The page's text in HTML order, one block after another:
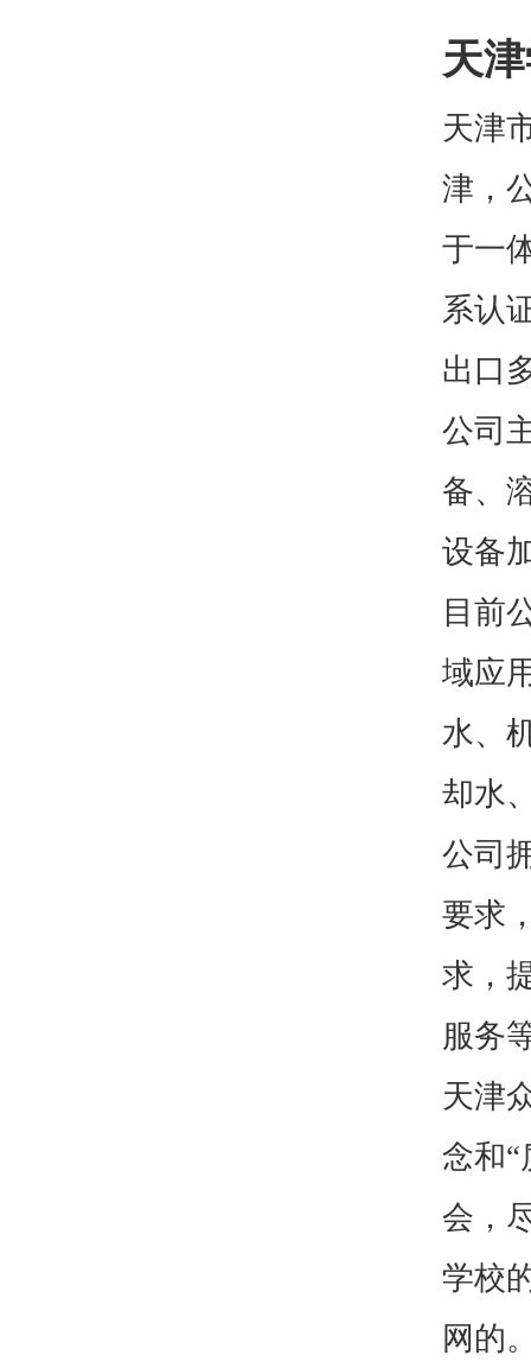
天
天津
津，
于一
系认
出口
公司
备、
设备
目前
域应
水、
却水
公司
要求
求，
服务
天津
念和
会，
学校
网的